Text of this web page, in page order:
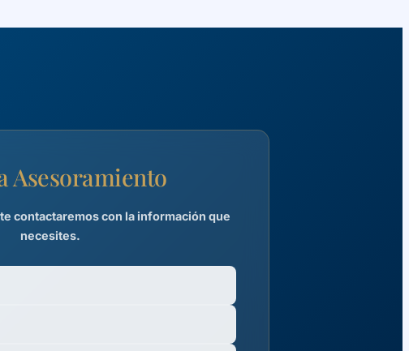
Asesoramiento
contactaremos con la información que
necesites.